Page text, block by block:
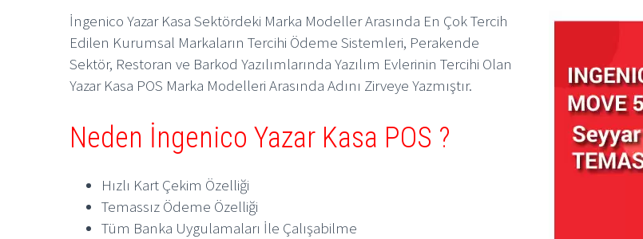
İngenico Yazar Kasa Sektördeki Marka Modeller Arasında En Çok Tercih
Edilen Kurumsal Markaların Tercihi Ödeme Sistemleri, Perakende
Sektör, Restoran ve Barkod Yazılımlarında Yazılım Evlerinin Tercihi Olan
Yazar Kasa POS Marka Modelleri Arasında Adını Zirveye Yazmıştır.
Neden İngenico Yazar Kasa POS ?
Hızlı Kart Çekim Özelliği
Temassız Ödeme Özelliği
Tüm Banka Uygulamaları İle Çalışabilme